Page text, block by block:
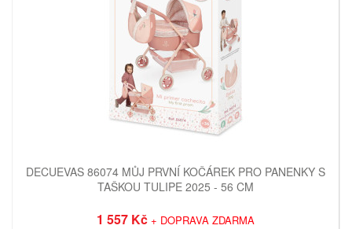
DECUEVAS 86074 MŮJ PRVNÍ KOČÁREK PRO PANENKY S
TAŠKOU TULIPE 2025 - 56 CM
1 557 Kč + DOPRAVA ZDARMA